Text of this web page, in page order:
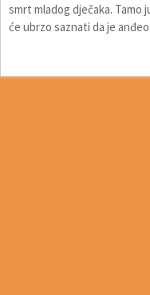
smrt mladog dječaka. Tamo
će ubrzo saznati da je